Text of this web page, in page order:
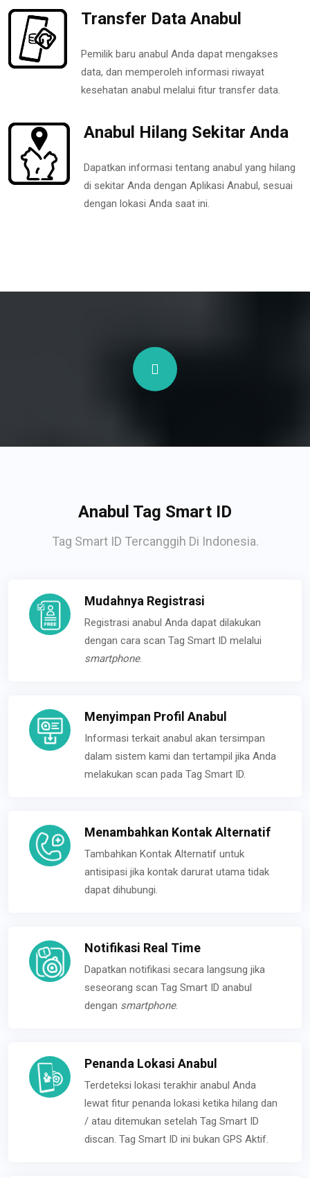
Transfer Data Anabul
Pemilik baru anabul Anda dapat mengakses
data, dan memperoleh informasi riwayat
kesehatan anabul melalui fitur transfer data.
Anabul Hilang Sekitar Anda
Dapatkan informasi tentang anabul yang hilang
di sekitar Anda dengan Aplikasi Anabul, sesuai
dengan lokasi Anda saat ini.
Anabul Tag Smart ID
Tag Smart ID Tercanggih Di Indonesia.
Mudahnya Registrasi
Registrasi anabul Anda dapat dilakukan
dengan cara scan Tag Smart ID melalui
smartphone.
Menyimpan Profil Anabul
Informasi terkait anabul akan tersimpan
dalam sistem kami dan tertampil jika Anda
melakukan scan pada Tag Smart ID.
Menambahkan Kontak Alternatif
Tambahkan Kontak Alternatif untuk
antisipasi jika kontak darurat utama tidak
dapat dihubungi.
Notifikasi Real Time
Dapatkan notifikasi secara langsung jika
seseorang scan Tag Smart ID anabul
dengan smartphone.
Penanda Lokasi Anabul
Terdeteksi lokasi terakhir anabul Anda
lewat fitur penanda lokasi ketika hilang dan
/ atau ditemukan setelah Tag Smart ID
discan. Tag Smart ID ini bukan GPS Aktif.